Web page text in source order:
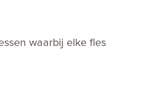
waarbij elke fles